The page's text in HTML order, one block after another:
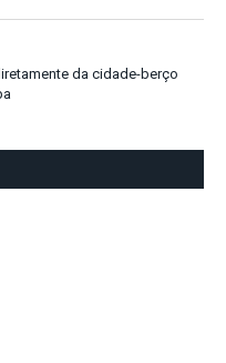
da cidade-berço